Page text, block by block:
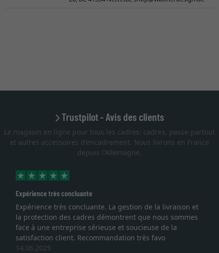
Trustpilot - Avis des clients
Le magasin en ligne pour tous les cadres: cadres, passe-partout
et autres accessoires d'encadrement. Nous livrons en France
depuis l'Allemagne.
Expérience très concluante
Expérience très concluante. La gestion de la livraison et
la protection des cadres démontrent que nous sommes
face à une entreprise sérieuse et soucieuse de la
satisfaction client. Recommandation très favo
14.06.2025